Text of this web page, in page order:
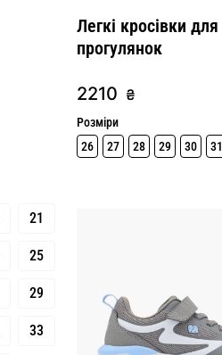
21
25
29
33
Легкі кросівки для
прогулянок
2210 ₴
Розміри
26
27 28 29 30 31